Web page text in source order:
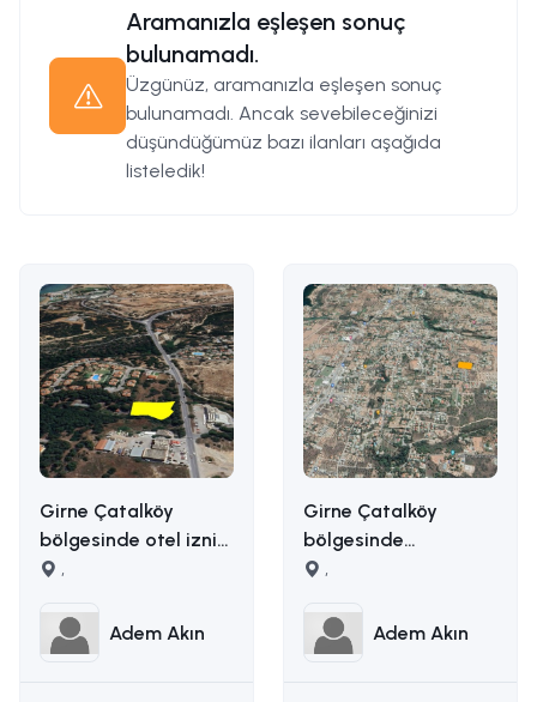
Aramanızla eşleşen sonuç
bulunamadı.
Üzgünüz, aramanızla eşleşen sonuç
bulunamadı. Ancak sevebileceğinizi
düşündüğümüz bazı ilanları aşağıda
listeledik!
Girne Çatalköy
bölgesinde otel izni
alınmış 2173m2 satılık
ADEM AKIN
:05338314949
,
Adem Akın
Girne Çatalköy
bölgesinde
manzaralı satılık
AKIN : 05338314949
,
Adem Akın